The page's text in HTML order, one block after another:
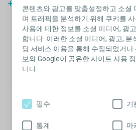
콘텐츠와 광고를 맞춤설정하고 소셜
며 트래픽을 분석하기 위해 쿠키를
사용에 대한 정보를 소셜 미디어, 광
합니다. 이러한 소셜 미디어, 광고, 분
당 서비스 이용을 통해 수집되었거나
보와 Google이 공유한 사이트 사용
니다.
필수 기
통계 마
for adults
Helping children empty their